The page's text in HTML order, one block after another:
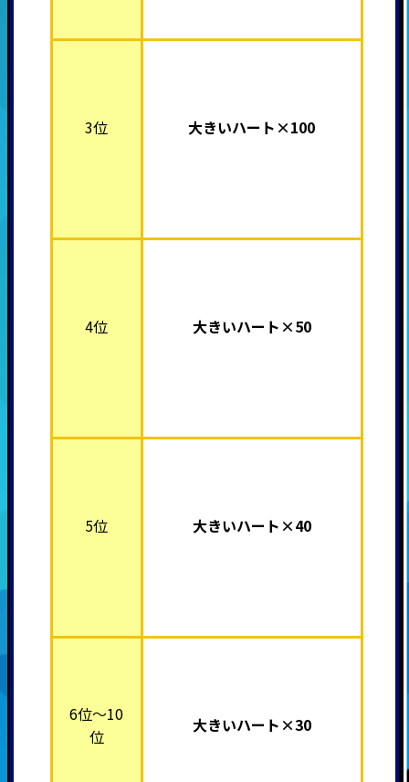
3位 大きいハート×100
4位 大きいハート×50
5位 大きいハート×40
6位～10
位
大きいハート×30